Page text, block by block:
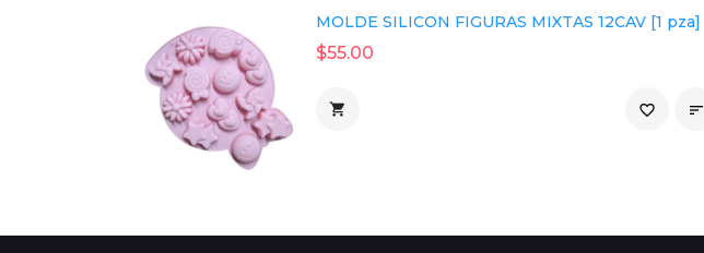
MOLDE SILICON FIGURAS MIXTAS 12CAV [1 pza]
$55.00
 
favorite_border